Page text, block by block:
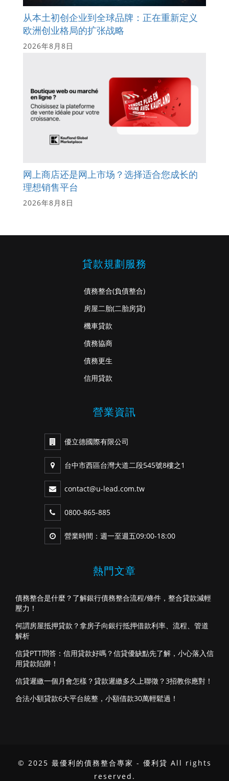
从本土初创企业到全球品牌：正在重新定义
欧洲创业格局的扩张战略
2026年8月8日
网上商店还是网上市场？选择适合您成长的
理想销售平台
2026年8月8日
貸款規劃服務
債務整合(負債整合)
房屋二胎(二胎房貸)
機車貸款
債務協商
債務更生
信用貸款
營業資訊
優立德國際有限公司
台中市西區台灣大道二段545號8樓之1
contact@u-lead.com.tw
0800-865-885
營業時間：週一至週五09:00-18:00
熱門文章
債務整合是什麼？了解銀行債務整合流程/條件，整合貸款減輕
壓力！
何謂房屋抵押貸款？拿房子向銀行抵押借款利率、流程、管道
解析
信貸PTT問答：信用貸款好嗎？信貸優缺點先了解，小心落入信
用貸款陷阱！
信貸遲繳一個月會怎樣？貸款遲繳多久上聯徵？3招教你應對！
合法小額貸款6大平台統整，小額借款30萬輕鬆過！
© 2025 最優利的債務整合專家 - 優利貸 All rights
reserved.